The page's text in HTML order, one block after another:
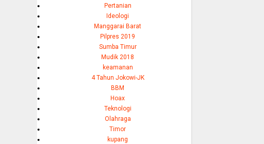
Pertanian
Ideologi
Manggarai Barat
Pilpres 2019
Sumba Timur
Mudik 2018
keamanan
4 Tahun Jokowi-JK
BBM
Hoax
Teknologi
Olahraga
Timor
kupang